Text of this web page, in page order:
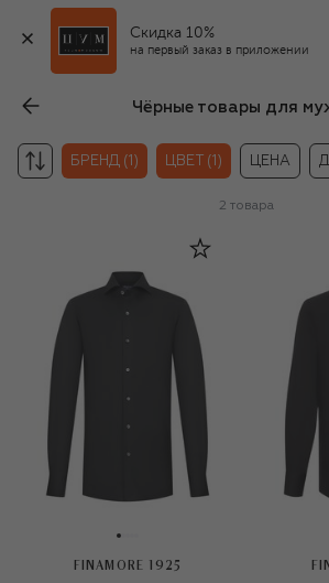
Скидка 10%
на первый заказ в приложении
БРЕНД (1) ЦВЕТ (1) ЦЕНА
2 товара
FINAMORE 1925